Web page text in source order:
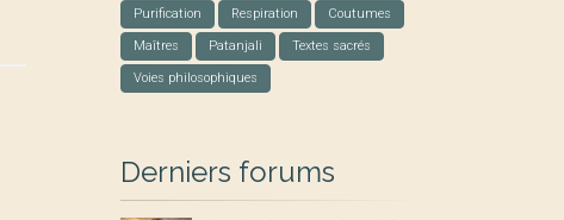
Purification Respiration Coutumes
Maîtres Patanjali Textes sacrés
Voies philosophiques
Derniers forums